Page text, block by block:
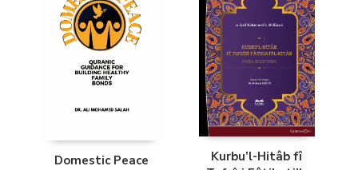
Domestic Peace
Kurbu’l-Hitâb fî